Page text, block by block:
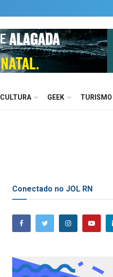
CULTURA GEEK TURISMO
Conectado no JOL RN